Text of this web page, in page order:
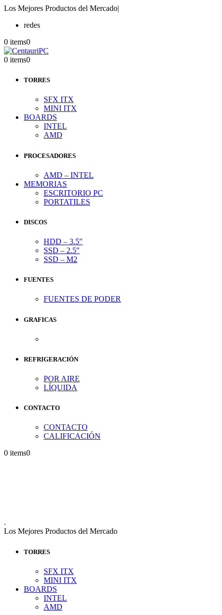
Los Mejores Productos del Mercado|
redes
0 items0
0 items0
TORRES
SFX ITX
MINI ITX
BOARDS
INTEL
AMD
PROCESADORES
AMD – INTEL
MEMORIAS
ESCRITORIO PC
PORTATILES
DISCOS
HDD – 3.5″
SSD – 2.5″
SSD – M2
FUENTES
FUENTES DE PODER
GRAFICAS
REFRIGERACIÓN
POR AIRE
LÍQUIDA
CONTACTO
CONTACTO
CALIFICACIÓN
0 items0
.
Los Mejores Productos del Mercado
TORRES
SFX ITX
MINI ITX
BOARDS
INTEL
AMD